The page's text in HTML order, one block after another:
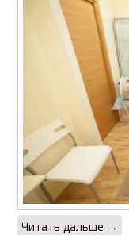
Читать дальше →